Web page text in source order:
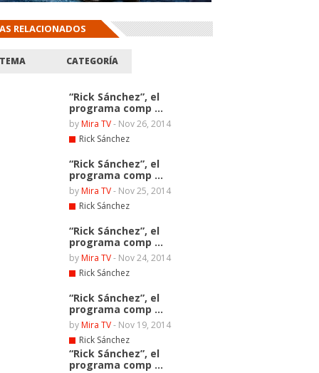
RELACIONADOS
CATEGORÍA
“Rick Sánchez”, el
programa comp ...
byMira TV- Nov 26, 2014
Rick Sánchez
“Rick Sánchez”, el
programa comp ...
byMira TV- Nov 25, 2014
Rick Sánchez
“Rick Sánchez”, el
programa comp ...
byMira TV- Nov 24, 2014
Rick Sánchez
“Rick Sánchez”, el
programa comp ...
byMira TV- Nov 19, 2014
Rick Sánchez
“Rick Sánchez”, el
programa comp ...